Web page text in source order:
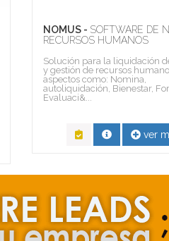
NOMUS - SOFTWARE DE
RECURSOS HUMANOS
Solución para la liquidación
y gestión de recursos
aspectos como: Nomina,
autoliquidación, Bienestar,
Evaluaci&...
ver